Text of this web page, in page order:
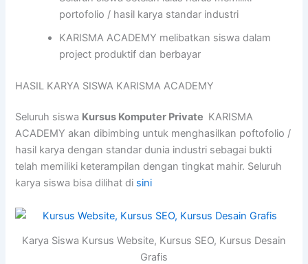
portofolio / hasil karya standar industri
KARISMA ACADEMY melibatkan siswa dalam
project produktif dan berbayar
HASIL KARYA SISWA KARISMA ACADEMY
Seluruh siswa Kursus Komputer Private KARISMA
ACADEMY akan dibimbing untuk menghasilkan poftofolio /
hasil karya dengan standar dunia industri sebagai bukti
telah memiliki keterampilan dengan tingkat mahir. Seluruh
karya siswa bisa dilihat di sini
Karya Siswa Kursus Website, Kursus SEO, Kursus Desain
Grafis